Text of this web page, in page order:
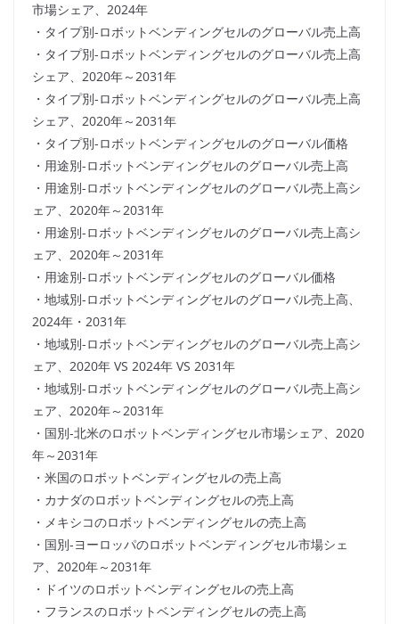
市場シェア、2024年
・タイプ別-ロボットベンディングセルのグローバル売上高
・タイプ別-ロボットベンディングセルのグローバル売上高
シェア、2020年～2031年
・タイプ別-ロボットベンディングセルのグローバル売上高
シェア、2020年～2031年
・タイプ別-ロボットベンディングセルのグローバル価格
・用途別-ロボットベンディングセルのグローバル売上高
・用途別-ロボットベンディングセルのグローバル売上高シ
ェア、2020年～2031年
・用途別-ロボットベンディングセルのグローバル売上高シ
ェア、2020年～2031年
・用途別-ロボットベンディングセルのグローバル価格
・地域別-ロボットベンディングセルのグローバル売上高、
2024年・2031年
・地域別-ロボットベンディングセルのグローバル売上高シ
ェア、2020年 VS 2024年 VS 2031年
・地域別-ロボットベンディングセルのグローバル売上高シ
ェア、2020年～2031年
・国別-北米のロボットベンディングセル市場シェア、2020
年～2031年
・米国のロボットベンディングセルの売上高
・カナダのロボットベンディングセルの売上高
・メキシコのロボットベンディングセルの売上高
・国別-ヨーロッパのロボットベンディングセル市場シェ
ア、2020年～2031年
・ドイツのロボットベンディングセルの売上高
・フランスのロボットベンディングセルの売上高